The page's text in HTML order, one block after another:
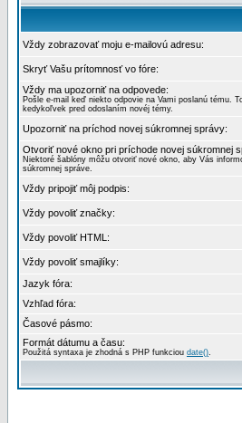
Vždy zobrazovať moju e-mailovú adresu:
Skryť Vašu prítomnosť vo fóre:
Vždy ma upozorniť na odpovede:
Pošle e-mail keď niekto odpovie na Vami poslanú tému.
kedykoľvek pred odoslaním novéj témy.
Upozorniť na príchod novej súkromnej správy:
Otvoriť nové okno pri príchode novej súkromnej
Niektoré šablóny môžu otvoriť nové okno, aby Vás
súkromnej správe.
Vždy pripojiť môj podpis:
Vždy povoliť značky:
Vždy povoliť HTML:
Vždy povoliť smajlíky:
Jazyk fóra:
Vzhľad fóra:
Časové pásmo:
Formát dátumu a času:
Použitá syntaxa je zhodná s PHP funkciou date().